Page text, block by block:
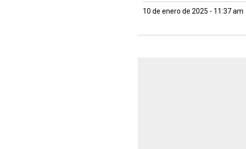
10 de enero de 2025 - 11:37 am